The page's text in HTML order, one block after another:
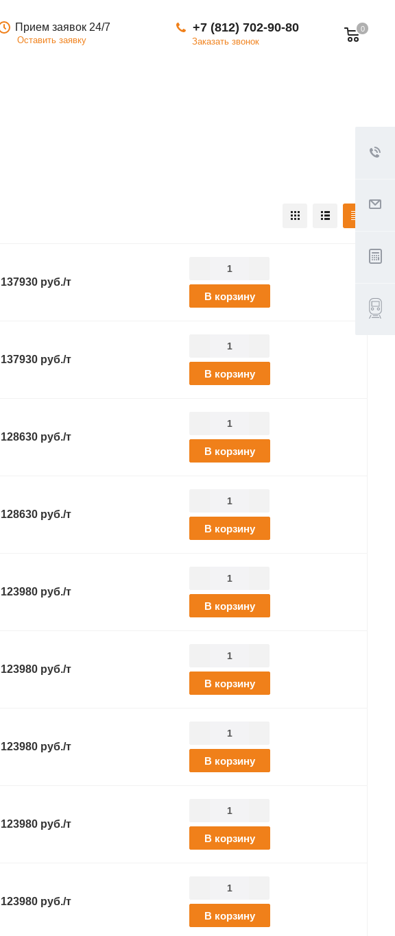
0
+7 (812) 702-90-80
Заказать звонок
Прием заявок 24/7
Оставить заявку
137930 руб./т
В корзину
137930 руб./т
В корзину
128630 руб./т
В корзину
128630 руб./т
В корзину
123980 руб./т
В корзину
123980 руб./т
В корзину
123980 руб./т
В корзину
123980 руб./т
В корзину
123980 руб./т
В корзину